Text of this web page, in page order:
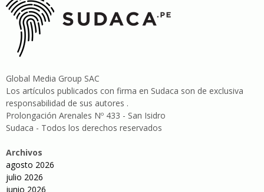
Global Media Group SAC
Los artículos publicados con firma en Sudaca son de exclusiva
responsabilidad de sus autores .
Prolongación Arenales Nº 433 - San Isidro
Sudaca - Todos los derechos reservados
Archivos
agosto 2026
julio 2026
junio 2026